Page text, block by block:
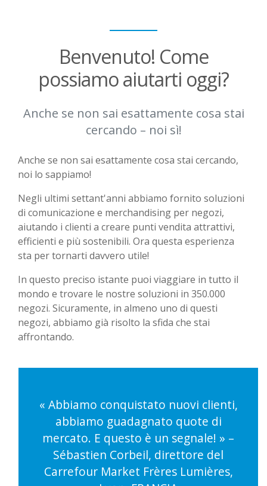
Benvenuto! Come
possiamo aiutarti oggi?
Anche se non sai esattamente cosa stai
cercando – noi sì!
Anche se non sai esattamente cosa stai cercando,
noi lo sappiamo!
Negli ultimi settant'anni abbiamo fornito soluzioni
di comunicazione e merchandising per negozi,
aiutando i clienti a creare punti vendita attrattivi,
efficienti e più sostenibili. Ora questa esperienza
sta per tornarti davvero utile!
In questo preciso istante puoi viaggiare in tutto il
mondo e trovare le nostre soluzioni in 350.000
negozi. Sicuramente, in almeno uno di questi
negozi, abbiamo già risolto la sfida che stai
affrontando.
« Abbiamo conquistato nuovi clienti,
abbiamo guadagnato quote di
mercato. E questo è un segnale! » –
Sébastien Corbeil, direttore del
Carrefour Market Frères Lumières,